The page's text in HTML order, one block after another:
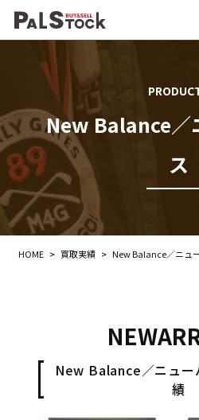
New Balance／
ス
HOME > 買取実績 > New Balance／ニュ
New Balance／ニュー
績